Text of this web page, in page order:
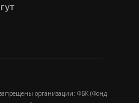
организации: ФБК (Фонд